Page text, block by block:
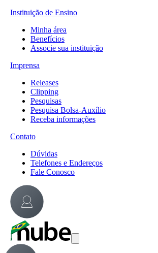
Instituição de Ensino
Minha área
Benefícios
Associe sua instituição
Imprensa
Releases
Clipping
Pesquisas
Pesquisa Bolsa-Auxílio
Receba informações
Contato
Dúvidas
Telefones e Endereços
Fale Conosco